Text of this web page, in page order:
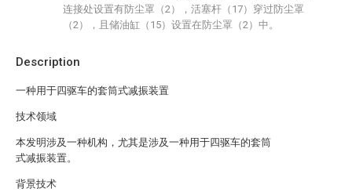
Description
一种用于四驱车的套筒式减振装置
技术领域
本发明涉及一种机构，尤其是涉及一种用于四驱车的套筒
式减振装置。
背景技术
连接处设置有防尘罩（2），活塞杆（17）穿过防尘罩
（2），且储油缸（15）设置在防尘罩（2）中。